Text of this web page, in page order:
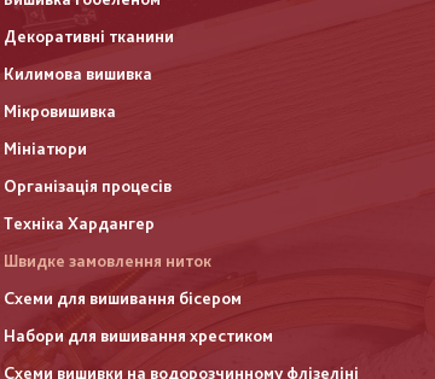
Декоративні тканини
Килимова вишивка
Мікровишивка
Мініатюри
Організація процесів
Техніка Хардангер
Швидке замовлення ниток
Схеми для вишивання бісером
Набори для вишивання хрестиком
Схеми вишивки на водорозчинному флізеліні